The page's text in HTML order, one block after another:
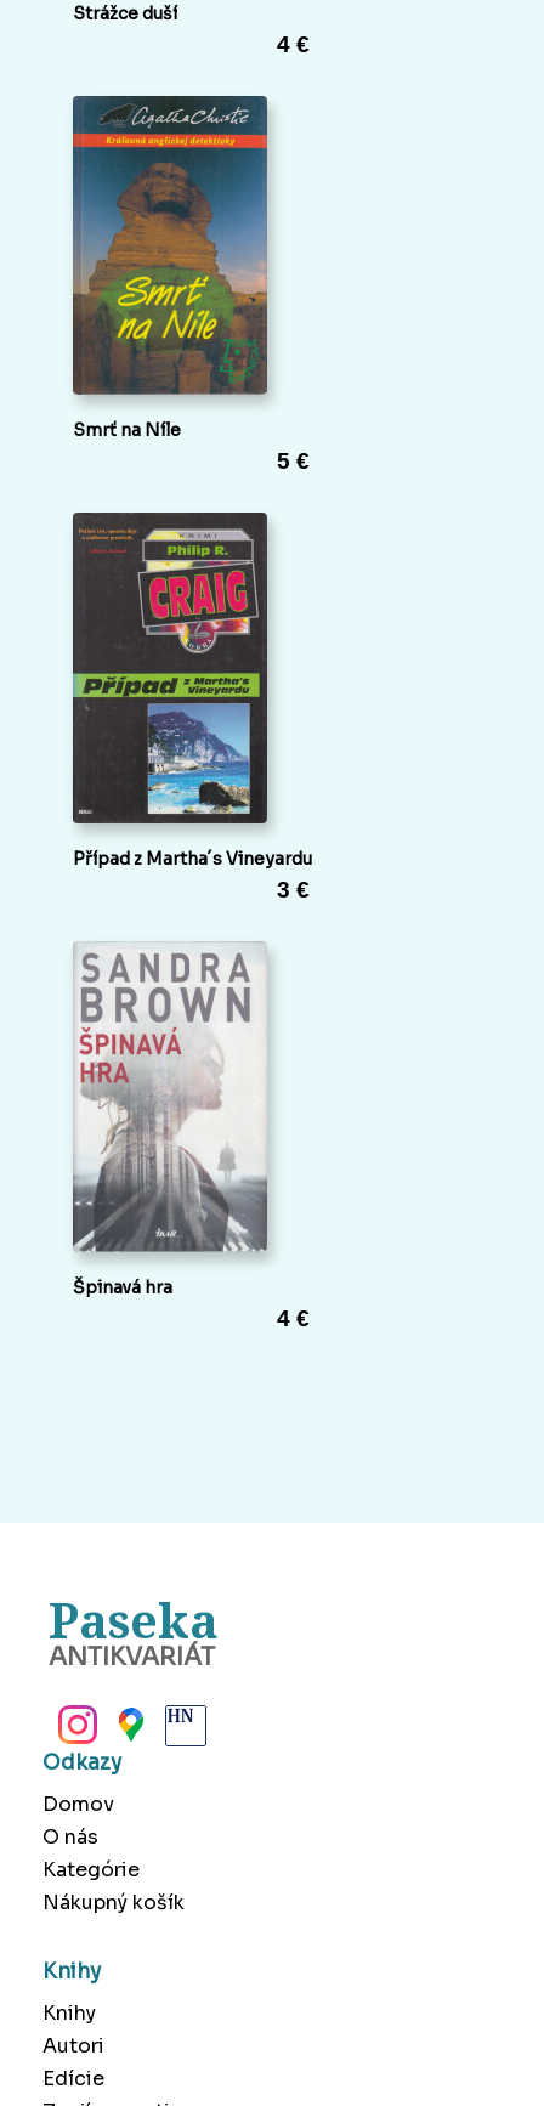
Strážce duší
4 €
Smrť na Níle
5 €
Případ z Martha´s Vineyardu
3 €
Špinavá hra
4 €
Paseka
ANTIKVARIÁT
Odkazy
Domov
O nás
Kategórie
Nákupný košík
Knihy
Knihy
Autori
Edície